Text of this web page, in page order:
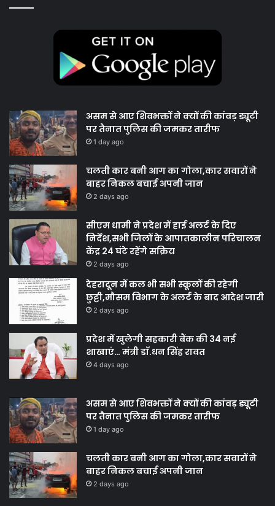
असम से आए शिवभक्तों ने क्यों की कांवड़ ड्यूटी
पर तैनात पुलिस की जमकर तारीफ
1 day ago
चलती कार बनी आग का गोला,कार सवारों ने
बाहर निकल बचाई अपनी जान
2 days ago
सीएम धामी ने प्रदेश में हाई अलर्ट के दिए
निर्देश,सभी जिलों के आपातकालीन परिचालन
केंद्र 24 घंटे रहेंगे सक्रिय
2 days ago
देहरादून में कल भी सभी स्कूलों की रहेगी
छुट्टी,मौसम विभाग के अलर्ट के बाद आदेश जारी
2 days ago
प्रदेश में खुलेगी सहकारी बैंक की 34 नई
शाखाएं… मंत्री डाॅ.धन सिंह रावत
4 days ago
असम से आए शिवभक्तों ने क्यों की कांवड़ ड्यूटी
पर तैनात पुलिस की जमकर तारीफ
1 day ago
चलती कार बनी आग का गोला,कार सवारों ने
बाहर निकल बचाई अपनी जान
2 days ago